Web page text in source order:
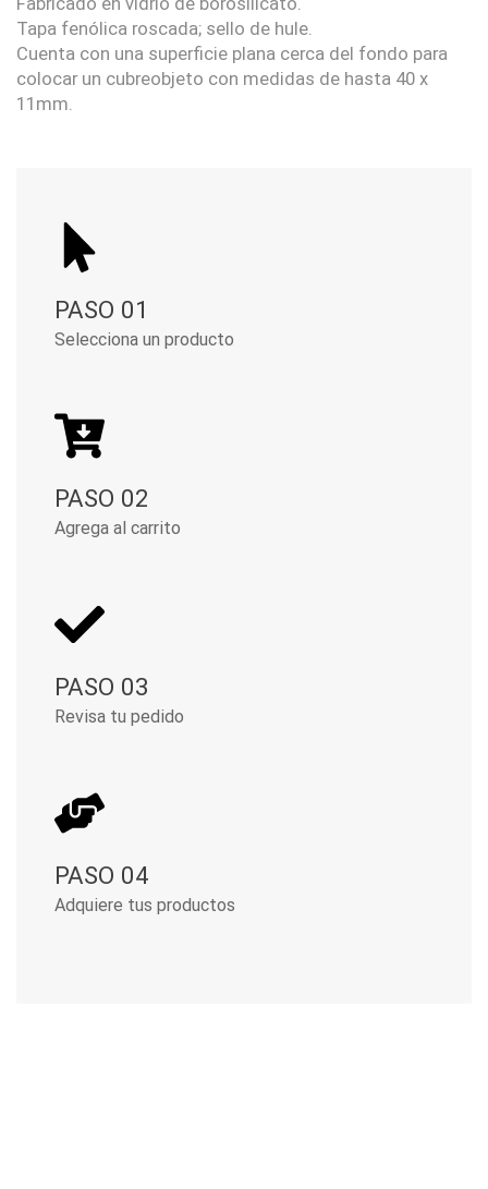
Tapa fenólica roscada; sello de hule.
Cuenta con una superficie plana cerca del fondo para
colocar un cubreobjeto con medidas de hasta 40 x
11mm.
PASO 01
Selecciona un producto
PASO 02
Agrega al carrito
PASO 03
Revisa tu pedido
PASO 04
Adquiere tus productos